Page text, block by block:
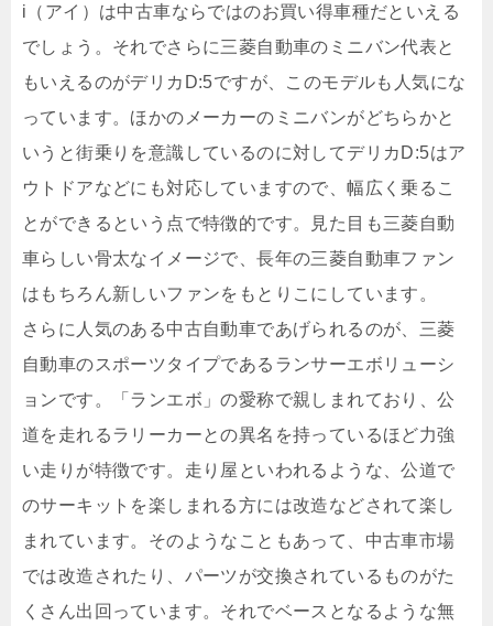
i（アイ）は中古車ならではのお買い得車種だといえる
でしょう。それでさらに三菱自動車のミニバン代表と
もいえるのがデリカD:5ですが、このモデルも人気にな
っています。ほかのメーカーのミニバンがどちらかと
いうと街乗りを意識しているのに対してデリカD:5はア
ウトドアなどにも対応していますので、幅広く乗るこ
とができるという点で特徴的です。見た目も三菱自動
車らしい骨太なイメージで、長年の三菱自動車ファン
はもちろん新しいファンをもとりこにしています。
さらに人気のある中古自動車であげられるのが、三菱
自動車のスポーツタイプであるランサーエボリューシ
ョンです。「ランエボ」の愛称で親しまれており、公
道を走れるラリーカーとの異名を持っているほど力強
い走りが特徴です。走り屋といわれるような、公道で
のサーキットを楽しまれる方には改造などされて楽し
まれています。そのようなこともあって、中古車市場
では改造されたり、パーツが交換されているものがた
くさん出回っています。それでベースとなるような無